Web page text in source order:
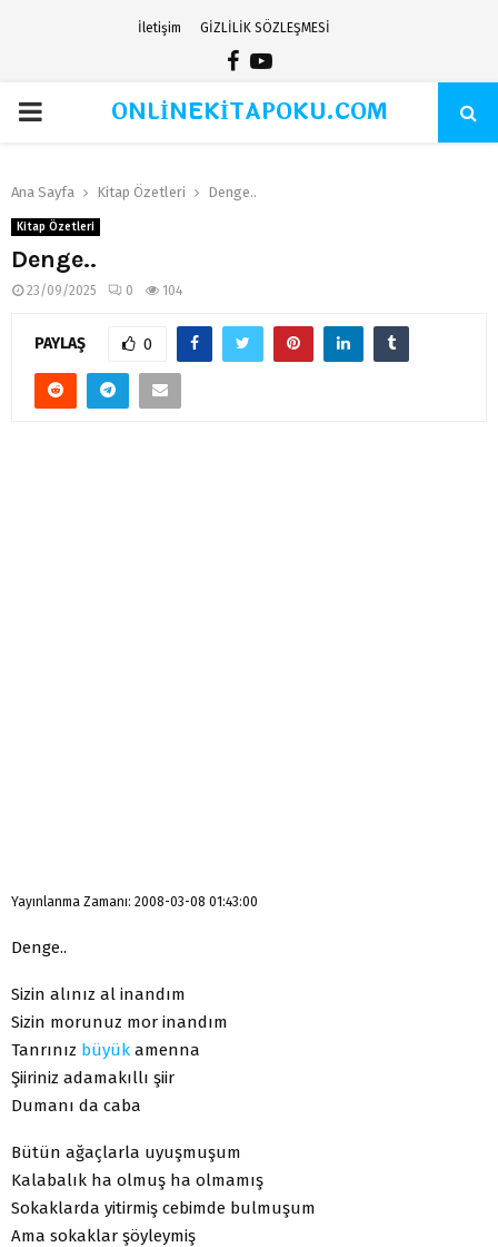
İletişim GİZLİLİK SÖZLEŞMESİ
Facebook
Youtube
PRIMARYONLİNEKİTAPOKU.COM
Ana Sayfa Kitap Özetleri Denge..
Kitap Özetleri
Denge..
23/09/2025 0 104
PAYLAŞ 0
Yayınlanma Zamanı: 2008-03-08 01:43:00
Denge..
Sizin alınız al inandım
Sizin morunuz mor inandım
Tanrınız büyük amenna
Şiiriniz adamakıllı şiir
Dumanı da caba
Bütün ağaçlarla uyuşmuşum
Kalabalık ha olmuş ha olmamış
Sokaklarda yitirmiş cebimde bulmuşum
Ama sokaklar şöyleymiş